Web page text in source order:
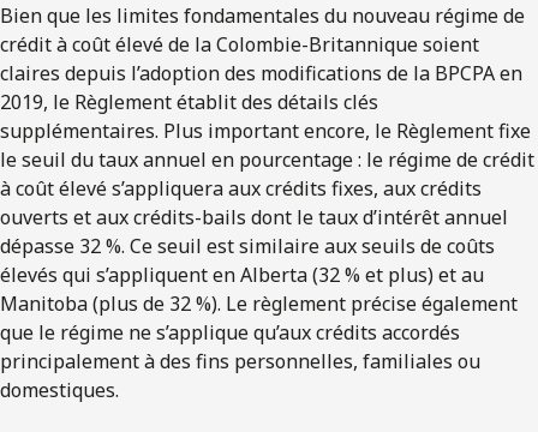
Bien que les limites fondamentales du nouveau régime de
crédit à coût élevé de la Colombie-Britannique soient
claires depuis l’adoption des modifications de la BPCPA en
2019, le Règlement établit des détails clés
supplémentaires. Plus important encore, le Règlement fixe
le seuil du taux annuel en pourcentage : le régime de crédit
à coût élevé s’appliquera aux crédits fixes, aux crédits
ouverts et aux crédits-bails dont le taux d’intérêt annuel
dépasse 32 %. Ce seuil est similaire aux seuils de coûts
élevés qui s’appliquent en Alberta (32 % et plus) et au
Manitoba (plus de 32 %). Le règlement précise également
que le régime ne s’applique qu’aux crédits accordés
principalement à des fins personnelles, familiales ou
domestiques.